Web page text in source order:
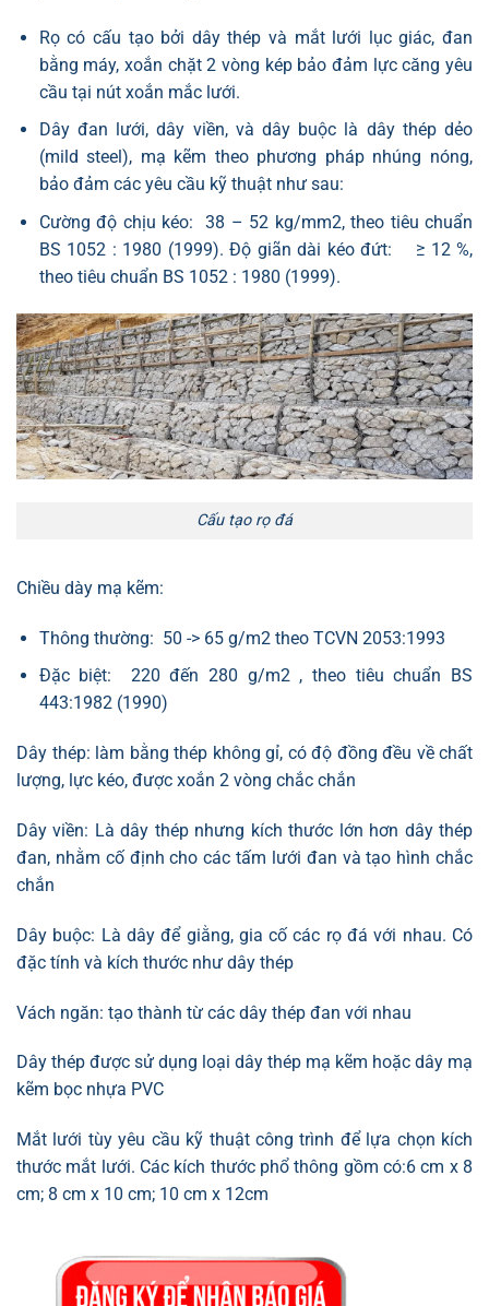
Rọ có cấu tạo bởi dây thép và mắt lưới lục giác, đan
bằng máy, xoắn chặt 2 vòng kép bảo đảm lực căng yêu
cầu tại nút xoắn mắc lưới.
Dây đan lưới, dây viền, và dây buộc là dây thép dẻo
(mild steel), mạ kẽm theo phương pháp nhúng nóng,
bảo đảm các yêu cầu kỹ thuật như sau:
Cường độ chịu kéo: 38 – 52 kg/mm2, theo tiêu chuẩn
BS 1052 : 1980 (1999). Độ giãn dài kéo đứt: ≥ 12 %,
theo tiêu chuẩn BS 1052 : 1980 (1999).
Cấu tạo rọ đá
Chiều dày mạ kẽm:
Thông thường: 50 -> 65 g/m2 theo TCVN 2053:1993
Đặc biệt: 220 đến 280 g/m2 , theo tiêu chuẩn BS
443:1982 (1990)
Dây thép: làm bằng thép không gỉ, có độ đồng đều về chất
lượng, lực kéo, được xoắn 2 vòng chắc chắn
Dây viền: Là dây thép nhưng kích thước lớn hơn dây thép
đan, nhằm cố định cho các tấm lưới đan và tạo hình chắc
chắn
Dây buộc: Là dây để giằng, gia cố các rọ đá với nhau. Có
đặc tính và kích thước như dây thép
Vách ngăn: tạo thành từ các dây thép đan với nhau
Dây thép được sử dụng loại dây thép mạ kẽm hoặc dây mạ
kẽm bọc nhựa PVC
Mắt lưới tùy yêu cầu kỹ thuật công trình để lựa chọn kích
thước mắt lưới. Các kích thước phổ thông gồm có:6 cm x 8
cm; 8 cm x 10 cm; 10 cm x 12cm